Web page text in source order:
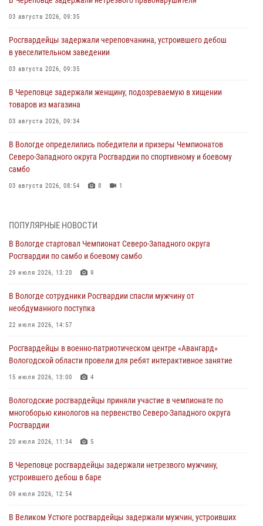
03 августа 2026, 09:35
Росгвардейцы задержали череповчанина, устроившего дебош
в увеселительном заведении
03 августа 2026, 09:35
В Череповце задержали женщину, подозреваемую в хищении
товаров из магазина
03 августа 2026, 09:34
В Вологде определились победители и призеры Чемпионатов
Северо-Западного округа Росгвардии по спортивному и боевому
самбо
03 августа 2026, 08:54 8 1
ОХРАНЫ РОСГВАРДИИ В ВОЛОГОДСКОЙ ОБЛАСТИ ЗАДЕРЖАНО 23
02 августа 2026, 10:37
Росгвардейцы в г. Соколе задержали несовершеннолетнего
31 июля 2026, 06:43
В Вологде стартовал Чемпионат Северо-Западного округа
29 июля 2026, 13:20
В Вологде росгвардейцы задержали мужчину, подозреваемого в
29 июля 2026, 09:08
ПОПУЛЯРНЫЕ НОВОСТИ
В Вологде стартовал Чемпионат Северо-Западного округа
Росгвардии по самбо и боевому самбо
29 июля 2026, 13:20 9
В Вологде сотрудники Росгвардии спасли мужчину от
необдуманного поступка
22 июля 2026, 14:57
Росгвардейцы в военно-патриотическом центре «Авангард»
Вологодской области провели для ребят интерактивное занятие
15 июля 2026, 13:00 4
Вологодские росгвардейцы приняли участие в чемпионате по
многоборью кинологов на первенство Северо-Западного округа
Росгвардии
20 июля 2026, 11:34 5
В Череповце росгвардейцы задержали нетрезвого мужчину,
устроившего дебош в баре
09 июля 2026, 12:54
В Великом Устюге росгвардейцы задержали мужчин, устроивших